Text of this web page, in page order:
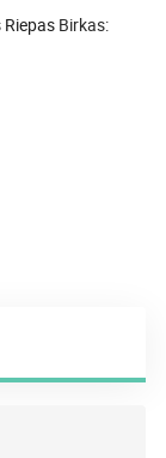
Riepas Birkas: